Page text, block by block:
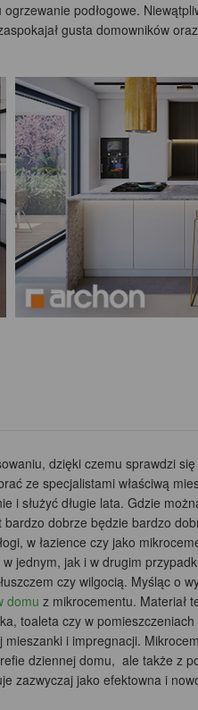
podłogowe.
gusta domowników
dzięki czemu sprawdzi
ze specjalistami właściwą
i służyć długie lata. Gdzie
dobrze będzie bardzo
w łazience czy jako
jednym, jak i w drugim
czy wilgocią. Myśląc o
domu z mikrocementu. Materiał
toaleta czy w
i impregnacji.
dziennej domu, ale także z
zazwyczaj jako efektowna i